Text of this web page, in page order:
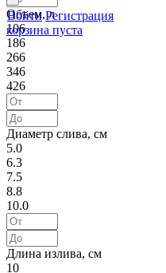
Войти Регистрация
корзина пуста
Объем, л
106
186
266
346
426
Диаметр слива, см
5.0
6.3
7.5
8.8
10.0
Длина излива, см
10